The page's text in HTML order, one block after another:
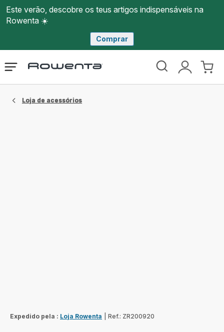
Este verão, descobre os teus artigos indispensáveis na
Rowenta ☀️
Comprar
Página
Rowenta
O
Abrir
Loja de acessórios​
Expedido pela : Loja Rowenta Ref.: ZR200920